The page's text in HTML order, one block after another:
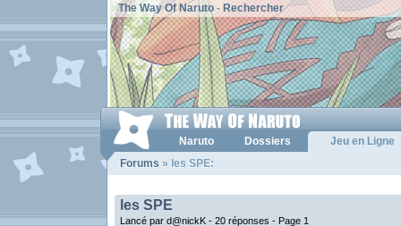
The Way Of Naruto- Rechercher
Naruto Dossiers
Jeu en Ligne
Forums » les SPE:
les SPE
Lancé par d@nickK - 20 réponses - Page 1